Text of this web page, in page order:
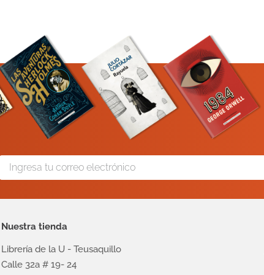
Nuestra tienda
Librería de la U - Teusaquillo
Calle 32a # 19- 24